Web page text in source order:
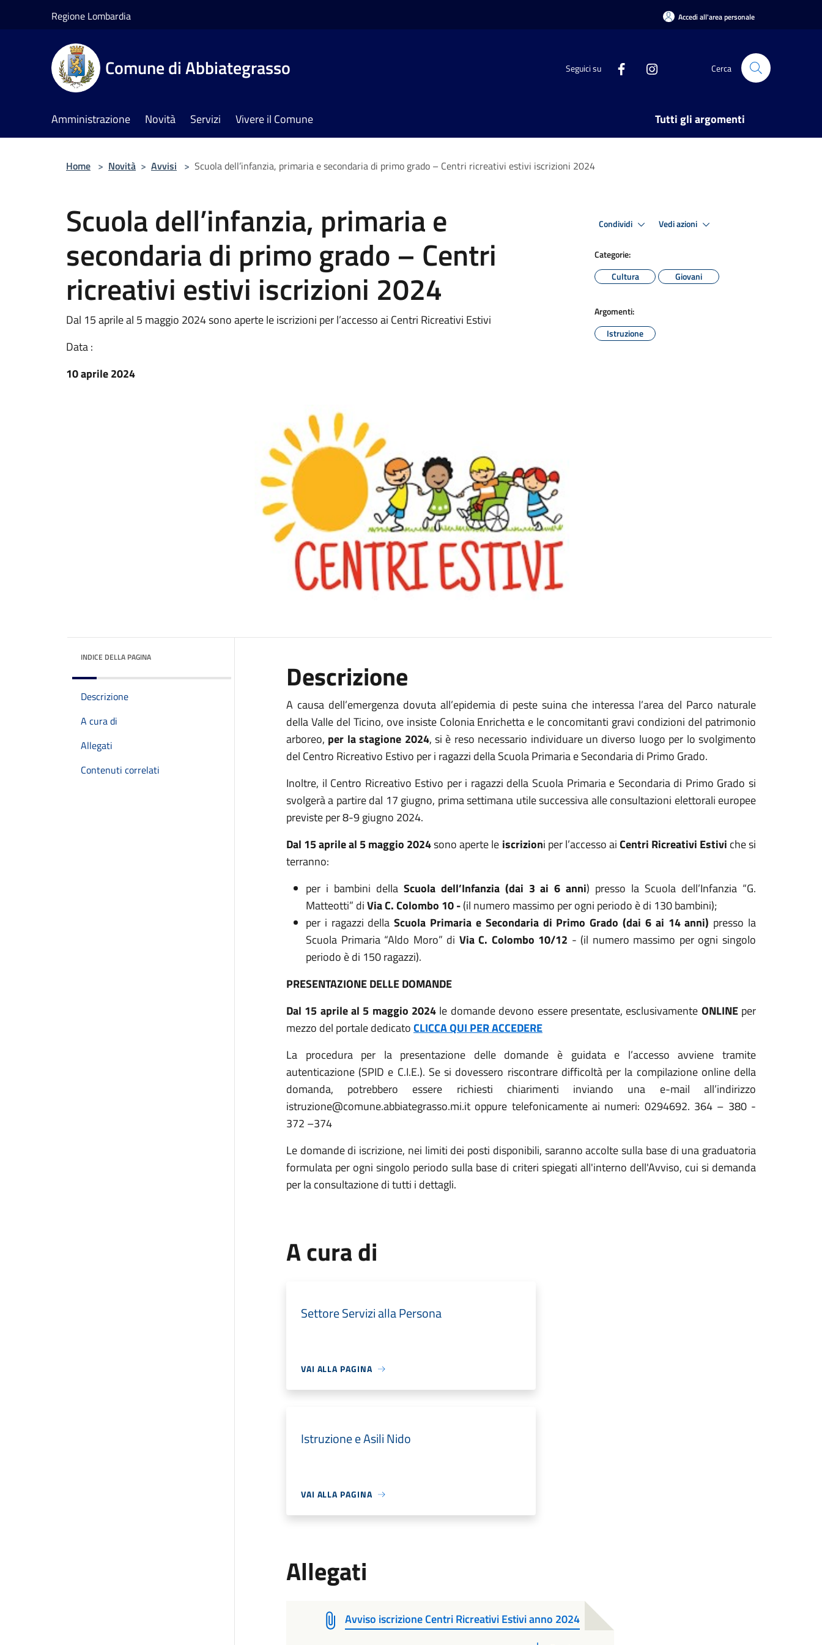
Regione Lombardia Accedi all'area personale
Comune di Abbiategrasso Seguici su Cerca
Amministrazione Novità Servizi Vivere il Comune Tutti gli argomenti
Home > Novità > Avvisi > Scuola dell’infanzia, primaria e secondaria di primo grado – Centri ricreativi estivi iscrizioni 2024
Scuola dell’infanzia, primaria e
secondaria di primo grado – Centri
ricreativi estivi iscrizioni 2024
Dal 15 aprile al 5 maggio 2024 sono aperte le iscrizioni per l’accesso ai Centri Ricreativi Estivi
Data :
10 aprile 2024
Condividi Vedi azioni
Categorie:
Cultura
Giovani
Argomenti:
Istruzione
INDICE DELLA PAGINA
Descrizione
A cura di
Allegati
Contenuti correlati
Descrizione
A causa dell’emergenza dovuta all’epidemia di peste suina che interessa l’area del Parco naturale
della Valle del Ticino, ove insiste Colonia Enrichetta e le concomitanti gravi condizioni del patrimonio
arboreo, per la stagione 2024, si è reso necessario individuare un diverso luogo per lo svolgimento
del Centro Ricreativo Estivo per i ragazzi della Scuola Primaria e Secondaria di Primo Grado.
Inoltre, il Centro Ricreativo Estivo per i ragazzi della Scuola Primaria e Secondaria di Primo Grado si
svolgerà a partire dal 17 giugno, prima settimana utile successiva alle consultazioni elettorali europee
previste per 8-9 giugno 2024.
Dal 15 aprile al 5 maggio 2024sono aperte le iscrizioni per l’accesso aiCentri Ricreativi Estivi che si
terranno:
per i bambini della Scuola dell’Infanzia (dai 3 ai 6 anni) presso la Scuola dell’Infanzia “G.
Matteotti” diVia C. Colombo 10 -(il numero massimo per ogni periodo è di 130 bambini);
per i ragazzi dellaScuola Primaria e Secondaria di Primo Grado (dai 6 ai 14 anni) presso la
Scuola Primaria “Aldo Moro” di Via C. Colombo 10/12 - (il numero massimo per ogni singolo
periodo è di 150 ragazzi).
PRESENTAZIONE DELLE DOMANDE
Dal 15 aprile al 5 maggio 2024 le domande devono essere presentate, esclusivamente ONLINEper
mezzo del portale dedicatoCLICCA QUI PER ACCEDERE
La procedura per la presentazione delle domande è guidata e l’accesso avviene tramite
autenticazione (SPID e C.I.E.). Se si dovessero riscontrare difficoltà per la compilazione online della
domanda, potrebbero essere richiesti chiarimenti inviando una e-mail all’indirizzo
istruzione@comune.abbiategrasso.mi.it oppure telefonicamente ai numeri: 0294692. 364 – 380 -
372 –374
Le domande di iscrizione, nei limiti dei posti disponibili, saranno accolte sulla base di una graduatoria
formulata per ogni singolo periodo sulla base di criteri spiegati all'interno dell'Avviso, cui si demanda
per la consultazione di tutti i dettagli.
A cura di
Settore Servizi alla Persona
VAI ALLA PAGINA
Istruzione e Asili Nido
VAI ALLA PAGINA
Allegati
Avviso iscrizione Centri Ricreativi Estivi anno 2024